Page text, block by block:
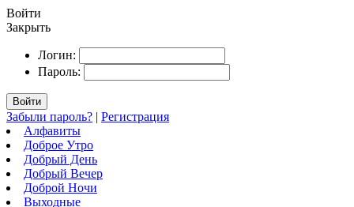
Войти
Закрыть
Логин:
Пароль:
Войти
Забыли пароль? | Регистрация
Алфавиты
Доброе Утро
Добрый День
Добрый Вечер
Доброй Ночи
Выходные